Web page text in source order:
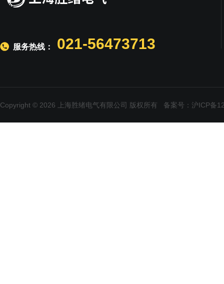
服务热线： 021-56473713
Copyright © 2026 上海胜绪电气有限公司 版权所有 备案号：沪ICP备